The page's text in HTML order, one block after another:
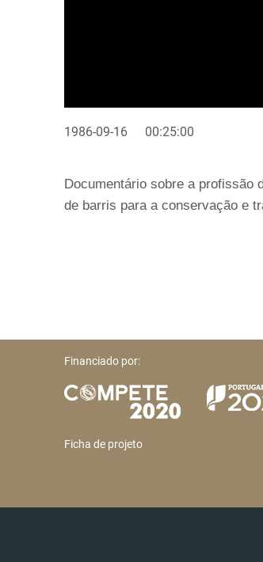
1986-09-16 00:25:00
Documentário sobre a profissão
de barris para a conservação e
Financiado por:
Ficha de projeto